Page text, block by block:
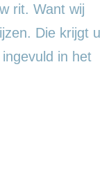
rit. Want wij
Die krijgt u
in het